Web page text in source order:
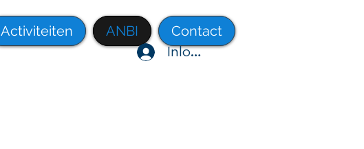
Activiteiten ANBI Contact
Inloggen